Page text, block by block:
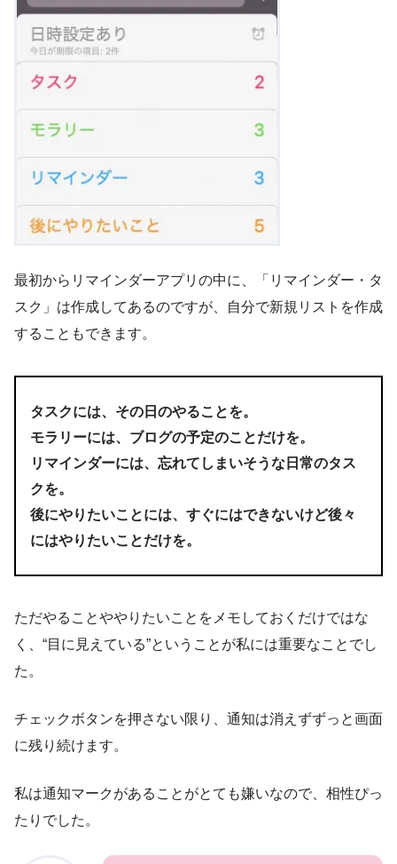
最初からリマインダーアプリの中に、「リマインダー・タ
スク」は作成してあるのですが、自分で新規リストを作成
することもできます。
タスクには、その日のやることを。
モラリーには、ブログの予定のことだけを。
リマインダーには、忘れてしまいそうな日常のタス
クを。
後にやりたいことには、すぐにはできないけど後々
にはやりたいことだけを。
ただやることややりたいことをメモしておくだけではな
く、“目に見えている”ということが私には重要なことでし
た。
チェックボタンを押さない限り、通知は消えずずっと画面
に残り続けます。
私は通知マークがあることがとても嫌いなので、相性ぴっ
たりでした。